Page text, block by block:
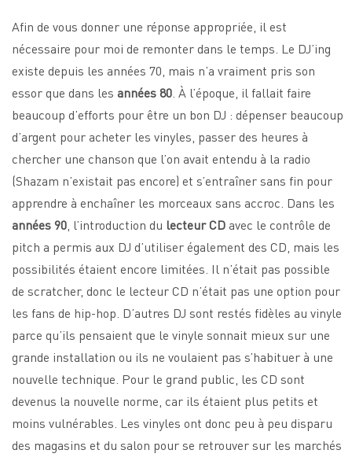
Afin de vous donner une réponse appropriée, il est
nécessaire pour moi de remonter dans le temps. Le DJ’ing
existe depuis les années 70, mais n’a vraiment pris son
essor que dans les années 80 . À l’époque, il fallait faire
beaucoup d’efforts pour être un bon DJ : dépenser beaucoup
d’argent pour acheter les vinyles, passer des heures à
chercher une chanson que l’on avait entendu à la radio
(Shazam n’existait pas encore) et s’entraîner sans fin pour
apprendre à enchaîner les morceaux sans accroc. Dans les
années 90 , l’introduction du lecteur CD avec le contrôle de
pitch a permis aux DJ d’utiliser également des CD, mais les
possibilités étaient encore limitées. Il n’était pas possible
de scratcher, donc le lecteur CD n’était pas une option pour
les fans de hip-hop. D’autres DJ sont restés fidèles au vinyle
parce qu’ils pensaient que le vinyle sonnait mieux sur une
grande installation ou ils ne voulaient pas s’habituer à une
nouvelle technique. Pour le grand public, les CD sont
devenus la nouvelle norme, car ils étaient plus petits et
moins vulnérables. Les vinyles ont donc peu à peu disparu
des magasins et du salon pour se retrouver sur les marchés